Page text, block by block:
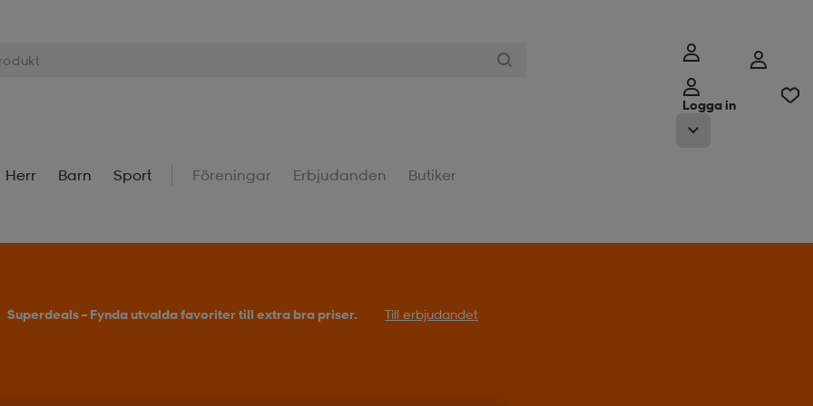
Logga in
Herr Barn Sport Föreningar Erbjudanden Butiker
Superdeals – Fynda utvalda favoriter till extra bra priser. Till erbjudandet